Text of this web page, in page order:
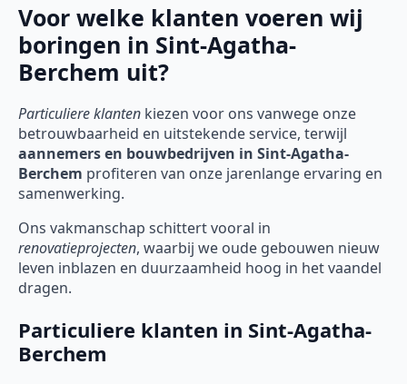
Voor welke klanten voeren wij
boringen in Sint-Agatha-
Berchem uit?
Particuliere klanten kiezen voor ons vanwege onze
betrouwbaarheid en uitstekende service, terwijl
aannemers en bouwbedrijven in Sint-Agatha-
Berchem profiteren van onze jarenlange ervaring en
samenwerking.
Ons vakmanschap schittert vooral in
renovatieprojecten, waarbij we oude gebouwen nieuw
leven inblazen en duurzaamheid hoog in het vaandel
dragen.
Particuliere klanten in Sint-Agatha-
Berchem